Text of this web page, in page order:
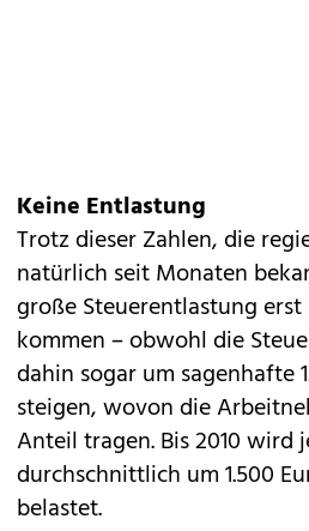
Keine Entlastung
Trotz dieser Zahlen, die
natürlich seit Monaten
große Steuerentlastung erst
kommen – obwohl die
dahin sogar um sagenhafte
steigen, wovon die
Anteil tragen. Bis 2010 wird
durchschnittlich um 1.500
belastet.